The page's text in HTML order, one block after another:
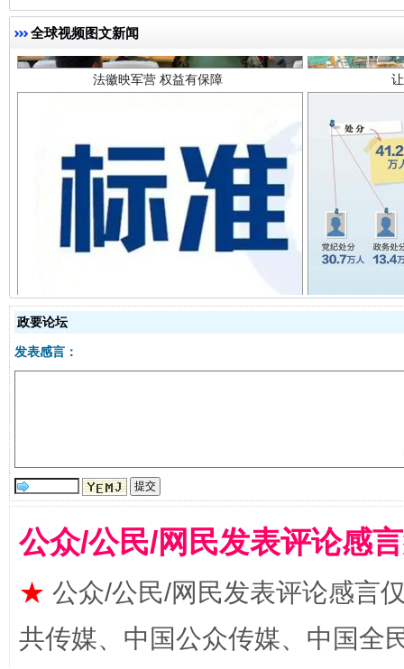
全球视频图文新闻
一批国家标准开始实施 从
政要论坛
发表感言：
公众/公民/网民发表评论感
★ 公众/公民/网民发表评论感言
共传媒、中国公众传媒、中国全